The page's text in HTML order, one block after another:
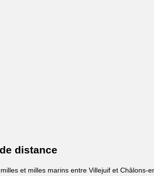
distance
et milles marins entre Villejuif et Châlons-